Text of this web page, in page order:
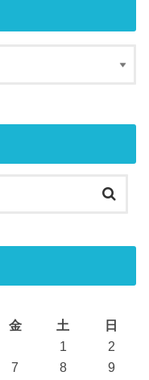
金 土
日
1
2
7 8
9